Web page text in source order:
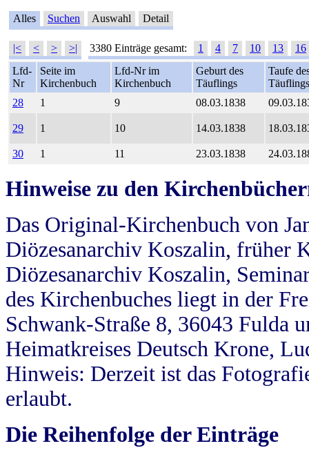
Alles Suchen Auswahl Detail
|< < > >| 3380 Einträge gesamt: 1 4 7 10 13
16
Lfd-
Nr
Seite im
Kirchenbuch
Lfd-Nr im
Kirchenbuch
Geburt des
Täuflings
Taufe
Täuflings
28
1 9 08.03.1838
29 1 10 14.03.1838
30 1 11 23.03.1838
Hinweise zu den
Das Original-Kirchenbuch von
Diözesanarchiv Koszalin, früher
Diözesanarchiv Koszalin,
des Kirchenbuches liegt in der
Schwank-Straße 8, 36043 Fulda
Heimatkreises Deutsch Krone,
Hinweis: Derzeit ist das
erlaubt.
Die Reihenfolge der Einträge